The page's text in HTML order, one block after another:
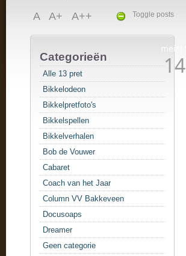
Toggle posts
A A+ A++
Categorieën
Alle 13 pret
Bikkelodeon
Bikkelpretfoto's
Bikkelspellen
Bikkelverhalen
Bob de Vouwer
Cabaret
Coach van het Jaar
Column VV Bakkeveen
Docusoaps
Dreamer
Geen categorie
mei/11
14